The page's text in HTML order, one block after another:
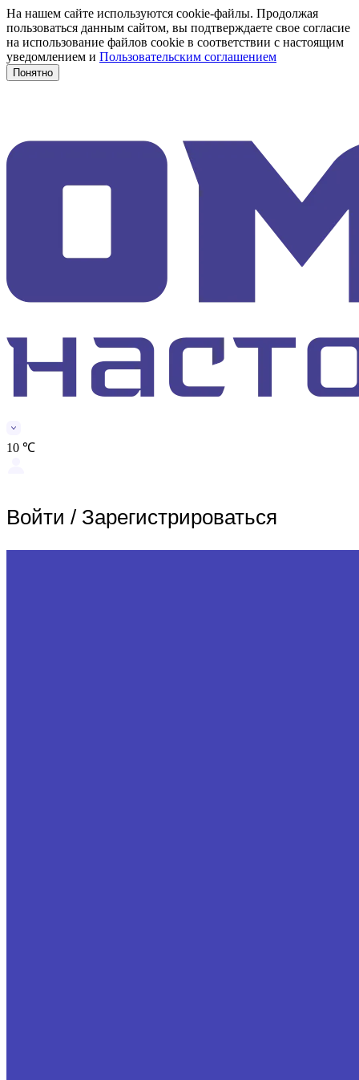
На нашем сайте используются cookie-файлы. Продолжая
пользоваться данным сайтом, вы подтверждаете свое согласие
на использование файлов cookie в соответствии с настоящим
уведомлением и Пользовательским соглашением
Понятно
10 ℃
Войти / Зарегистрироваться